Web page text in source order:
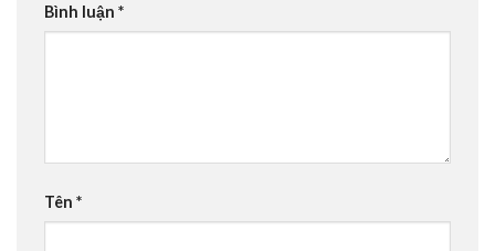
Bình luận *
Tên *